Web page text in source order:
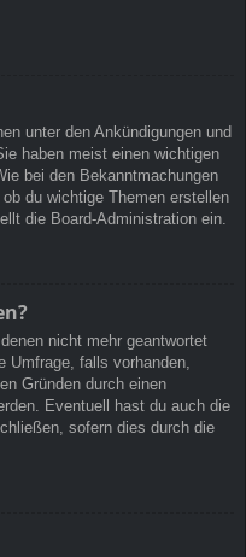
unter den Ankündigungen und
haben meist einen wichtigen
bei den Bekanntmachungen
du wichtige Themen erstellen
die Board-Administration ein.
nicht mehr geantwortet
Umfrage, falls vorhanden,
Gründen durch einen
Eventuell hast du auch die
sofern dies durch die